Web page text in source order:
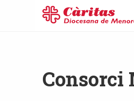
Consorci